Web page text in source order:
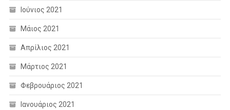
Ιούνιος 2021
Μάιος 2021
Απρίλιος 2021
Μάρτιος 2021
Φεβρουάριος 2021
Ιανουάριος 2021